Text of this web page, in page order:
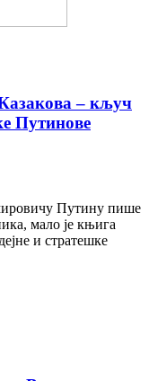
– кључ
Путинове
Путину пише
мало је књига
и стратешке